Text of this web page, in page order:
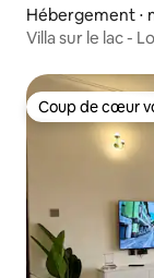
Hébergement ⋅
Villa sur le lac -
Coup de cœur
Coup de cœur